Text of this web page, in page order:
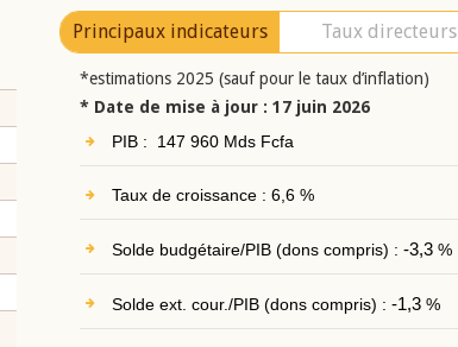
Principaux indicateurs Taux directeurs
*estimations 2025 (sauf pour le taux d’inflation)
* Date de mise à jour : 17 juin 2026
PIB : 147 960 Mds Fcfa
Taux de croissance : 6,6 %
Solde budgétaire/PIB (dons compris) : -3,3%
Solde ext. cour./PIB (dons compris) : -1,3%